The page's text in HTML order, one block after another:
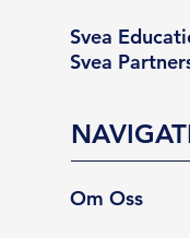
Svea
Svea
Om Oss